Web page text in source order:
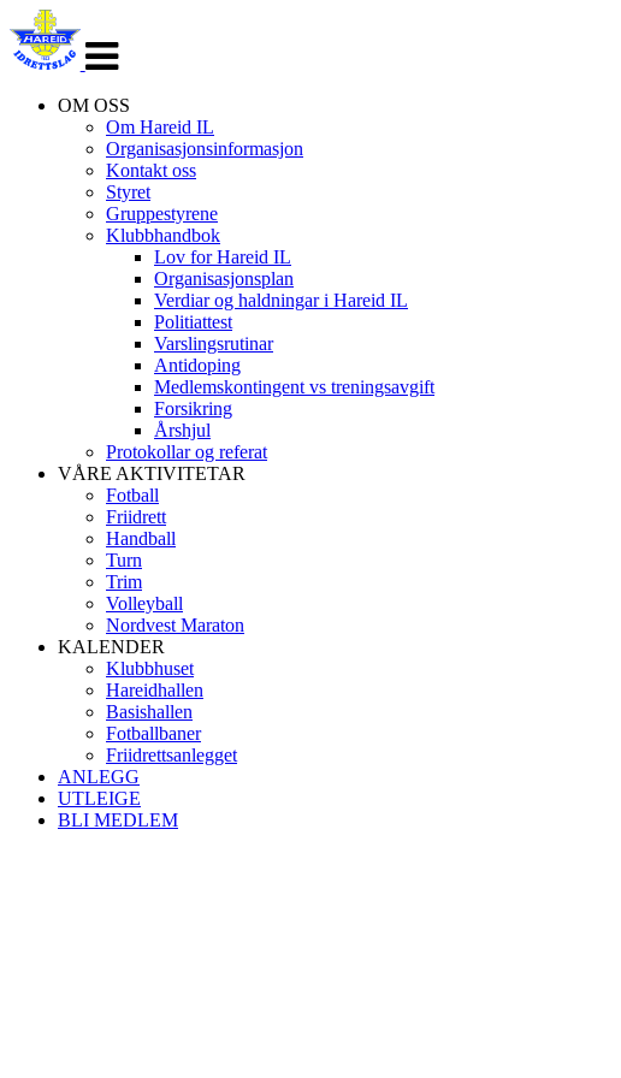
navigasjon
OM OSS
Om Hareid IL
Organisasjonsinformasjon
Kontakt oss
Styret
Gruppestyrene
Klubbhandbok
Lov for Hareid IL
Organisasjonsplan
Verdiar og haldningar i Hareid IL
Politiattest
Varslingsrutinar
Antidoping
Medlemskontingent vs treningsavgift
Forsikring
Årshjul
Protokollar og referat
VÅRE AKTIVITETAR
Fotball
Friidrett
Handball
Turn
Trim
Volleyball
Nordvest Maraton
KALENDER
Klubbhuset
Hareidhallen
Basishallen
Fotballbaner
Friidrettsanlegget
ANLEGG
UTLEIGE
BLI MEDLEM